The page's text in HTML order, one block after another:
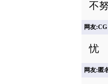
不
网友:CG
忧
网友:匿